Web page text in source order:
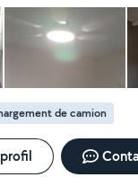
Je sais m'adapter à
et réaliser
Ponctuel, motivé et
un travail propre et
de camion